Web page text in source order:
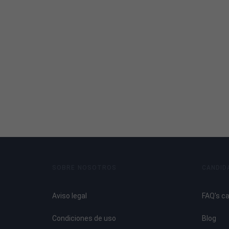
Tema 7. Generalidades sobre Jardinería. Las
Aviso legal
Condiciones de uso
FAQ's
Blog